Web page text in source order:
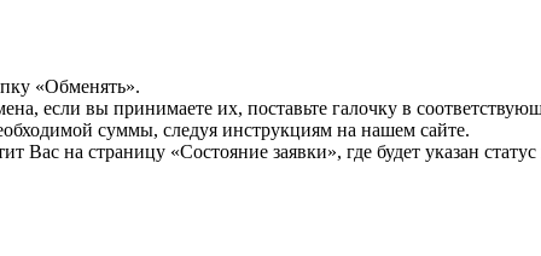
«Обменять».
если вы принимаете их, поставьте галочку в
суммы, следуя инструкциям на нашем сайте.
Вас на страницу «Состояние заявки», где будет указан